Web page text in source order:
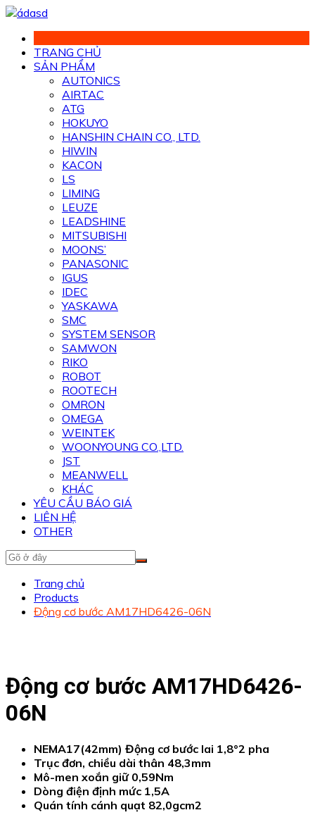
Chuyển
phần
dung
TRANG CHỦ
SẢN PHẨM
AUTONICS
AIRTAC
ATG
HOKUYO
HANSHIN CHAIN CO., LTD.
HIWIN
KACON
LS
LIMING
LEUZE
LEADSHINE
MITSUBISHI
MOONS’
PANASONIC
IGUS
IDEC
YASKAWA
SMC
SYSTEM SENSOR
SAMWON
RIKO
ROBOT
ROOTECH
OMRON
OMEGA
WEINTEK
WOONYOUNG CO.,LTD.
JST
MEANWELL
KHÁC
YÊU CẦU BÁO GIÁ
LIÊN HỆ
OTHER
Trang chủ
Products
Động cơ bước AM17HD6426-06N
Động cơ bước AM17HD6426-
06N
NEMA17(42mm) Động cơ bước lai 1,8°2 pha
Trục đơn, chiều dài thân 48,3mm
Mô-men xoắn giữ 0,59Nm
Dòng điện định mức 1,5A
Quán tính cánh quạt 82,0gcm2